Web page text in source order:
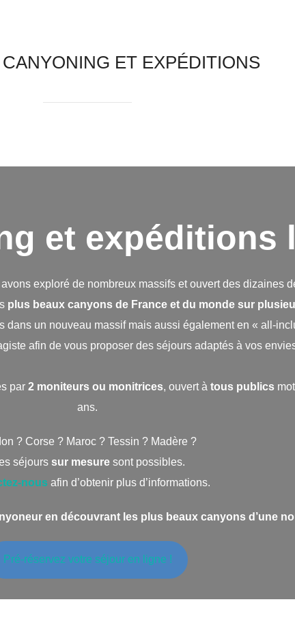
ET EXPÉDITIONS
et expéditions
exploré de nombreux massifs et ouvert des dizaines
plus beaux canyons de France et du monde sur
un nouveau massif mais aussi également en « all-
afin de vous proposer des séjours adaptés à vos
par2 moniteurs ou monitrices, ouvert à tous publics
ans.
? Corse ? Maroc ? Tessin ? Madère ?
séjourssur mesure sont possibles.
nousafin d’obtenir plus d’informations.
en découvrant les plus beaux canyons d’une
Pré-réservez votre séjour en ligne !